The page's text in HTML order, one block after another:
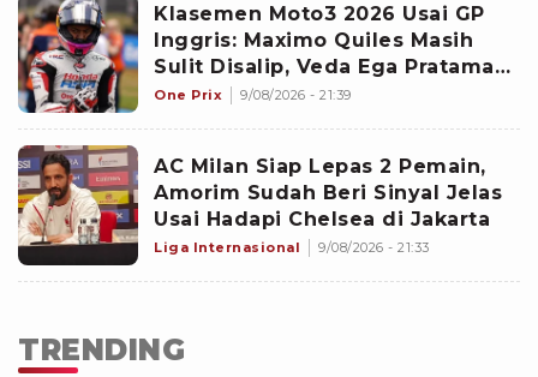
Klasemen Moto3 2026 Usai GP
Inggris: Maximo Quiles Masih
Sulit Disalip, Veda Ega Pratama
Ancam 5 Besar
One Prix 9/08/2026 - 21:39
AC Milan Siap Lepas 2 Pemain,
Amorim Sudah Beri Sinyal Jelas
Usai Hadapi Chelsea di Jakarta
Liga Internasional 9/08/2026 - 21:33
TRENDING